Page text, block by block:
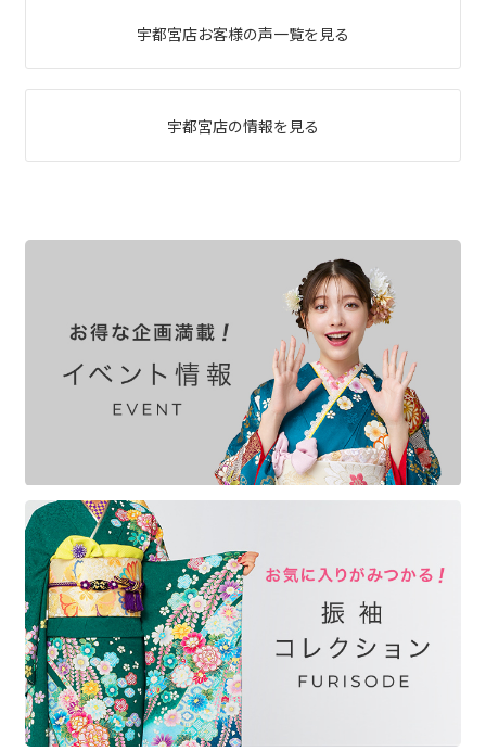
宇都宮店お客様の声一覧を見る
宇都宮店の情報を見る